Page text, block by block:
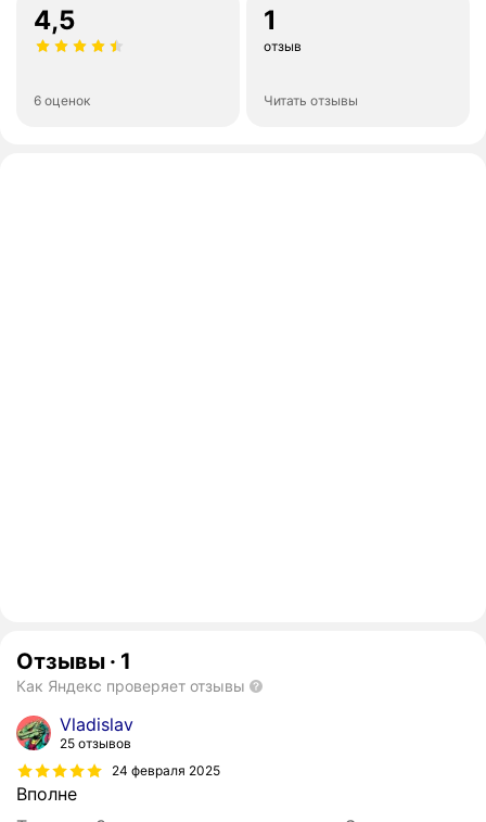
4,5
6 оценок
1
отзыв
Читать отзывы
Отзывы · 1
Как Яндекс проверяет отзывы
Vladislav
25 отзывов
24 февраля 2025
Вполне